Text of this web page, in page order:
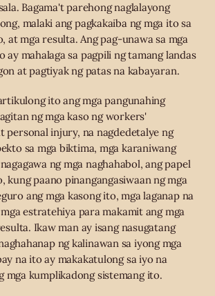
Bagama't parehong naglalayong
malaki ang pagkakaiba ng mga ito sa
at mga resulta. Ang pag-unawa sa mga
ay mahalaga sa pagpili ng tamang landas
at pagtiyak ng patas na kabayaran.
ito ang mga pangunahing
ng mga kaso ng workers'
personal injury, na nagdedetalye ng
sa mga biktima, mga karaniwang
ng mga naghahabol, ang papel
kung paano pinangangasiwaan ng mga
ang mga kasong ito, mga laganap na
estratehiya para makamit ang mga
Ikaw man ay isang nasugatang
ng kalinawan sa iyong mga
na ito ay makakatulong sa iyo na
mga kumplikadong sistemang ito.